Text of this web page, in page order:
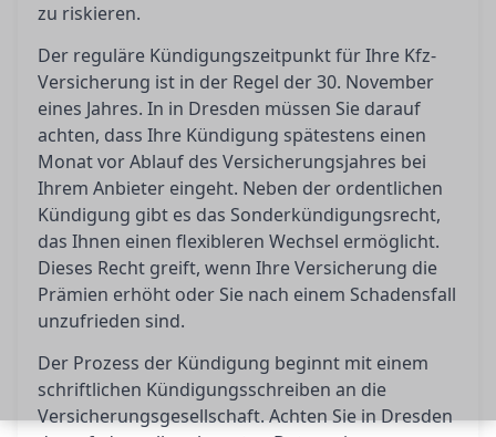
zu riskieren.
Der reguläre Kündigungszeitpunkt für Ihre Kfz-
Versicherung ist in der Regel der 30. November
eines Jahres. In in Dresden müssen Sie darauf
achten, dass Ihre Kündigung spätestens einen
Monat vor Ablauf des Versicherungsjahres bei
Ihrem Anbieter eingeht. Neben der ordentlichen
Kündigung gibt es das Sonderkündigungsrecht,
das Ihnen einen flexibleren Wechsel ermöglicht.
Dieses Recht greift, wenn Ihre Versicherung die
Prämien erhöht oder Sie nach einem Schadensfall
unzufrieden sind.
Der Prozess der Kündigung beginnt mit einem
schriftlichen Kündigungsschreiben an die
Versicherungsgesellschaft. Achten Sie in Dresden